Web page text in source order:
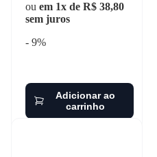
ou em 1x de R$ 38,80
sem juros
- 9%
Adicionar ao
carrinho